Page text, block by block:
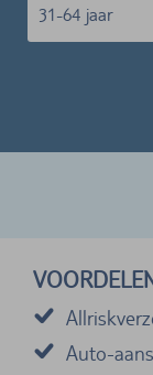
31-64 jaar
Auto-